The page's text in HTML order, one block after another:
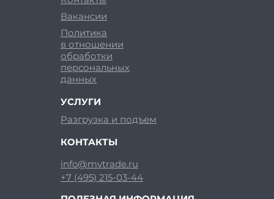
Вакансии
Политика
в отношении
обработки
персональных
данных
УСЛУГИ
Разгрузка и подъем
КОНТАКТЫ
info@mvtrade.ru
+7 (495) 215-03-44